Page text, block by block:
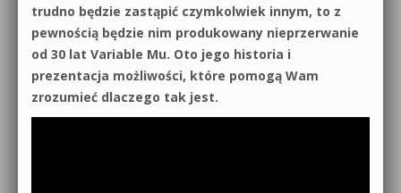
trudno będzie zastąpić czymkolwiek innym, to z
pewnością będzie nim produkowany nieprzerwanie
od 30 lat Variable Mu. Oto jego historia i
prezentacja możliwości, które pomogą Wam
zrozumieć dlaczego tak jest.